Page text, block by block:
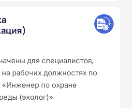
для специалистов,
рабочих должностях по
«Инженер по охране
(эколог)»